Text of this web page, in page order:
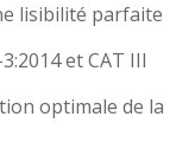
lisibilité parfaite
et CAT III
optimale de la